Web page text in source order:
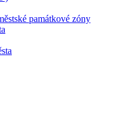
památkové zóny